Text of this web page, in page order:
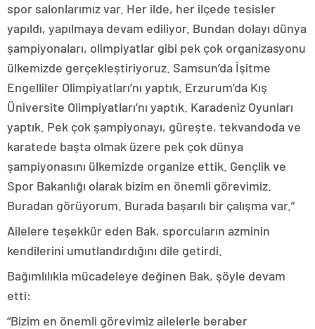
spor salonlarımız var. Her ilde, her ilçede tesisler
yapıldı, yapılmaya devam ediliyor. Bundan dolayı dünya
şampiyonaları, olimpiyatlar gibi pek çok organizasyonu
ülkemizde gerçekleştiriyoruz. Samsun’da İşitme
Engelliler Olimpiyatları’nı yaptık. Erzurum’da Kış
Üniversite Olimpiyatları’nı yaptık. Karadeniz Oyunları
yaptık. Pek çok şampiyonayı, güreşte, tekvandoda ve
karatede başta olmak üzere pek çok dünya
şampiyonasını ülkemizde organize ettik. Gençlik ve
Spor Bakanlığı olarak bizim en önemli görevimiz.
Buradan görüyorum. Burada başarılı bir çalışma var.”
Ailelere teşekkür eden Bak, sporcuların azminin
kendilerini umutlandırdığını dile getirdi.
Bağımlılıkla mücadeleye değinen Bak, şöyle devam
etti:
“Bizim en önemli görevimiz ailelerle beraber